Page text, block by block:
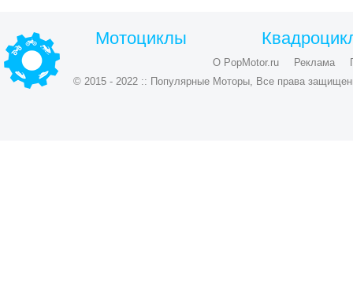
Мотоциклы
О PopMotor.ru Реклама
© 2015 - 2022 :: Популярные Моторы, Все права